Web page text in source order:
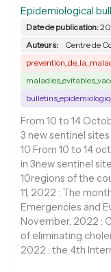
Epidemiological
Date de publication:
Auteurs:
Centre de
From 10 to 14
3 new sentinel
10 From 10 to 14
in 3new sentinel
10regions of the
11, 2022 : The
Emergencies and
November, 2022 :
of eliminating
2022 : the 4th